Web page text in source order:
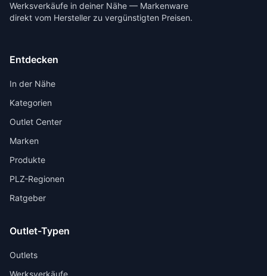
Werksverkäufe in deiner Nähe — Markenware
direkt vom Hersteller zu vergünstigten Preisen.
Entdecken
In der Nähe
Kategorien
Outlet Center
Marken
Produkte
PLZ-Regionen
Ratgeber
Outlet-Typen
Outlets
Werksverkäufe